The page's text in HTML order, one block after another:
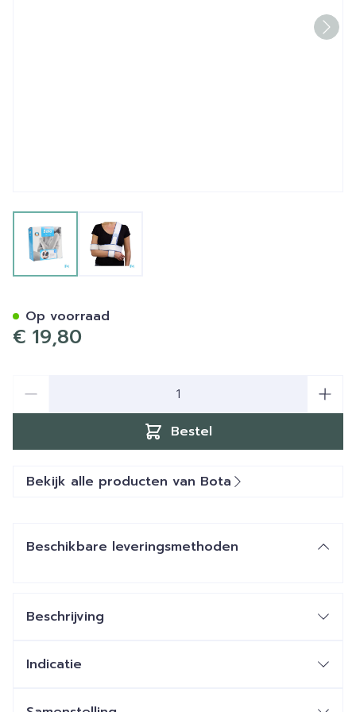
View larger imageView larger image
€ 19,80
Bestel
Op voorraad
Bekijk alle producten van Bota
Beschikbare leveringsmethoden
Beschrijving
Indicatie